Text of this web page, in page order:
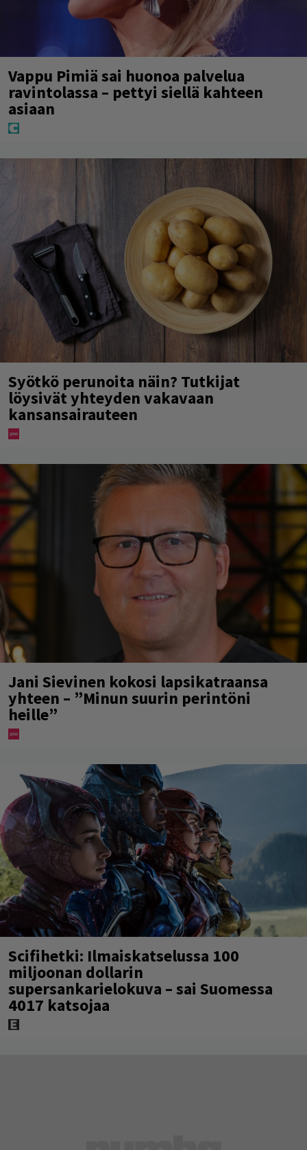
Vappu Pimiä sai huonoa palvelua
ravintolassa – pettyi siellä kahteen
asiaan
Syötkö perunoita näin? Tutkijat
löysivät yhteyden vakavaan
kansansairauteen
Jani Sievinen kokosi lapsikatraansa
yhteen – ”Minun suurin perintöni
heille”
Scifihetki: Ilmaiskatselussa 100
miljoonan dollarin
supersankarielokuva – sai Suomessa
4017 katsojaa